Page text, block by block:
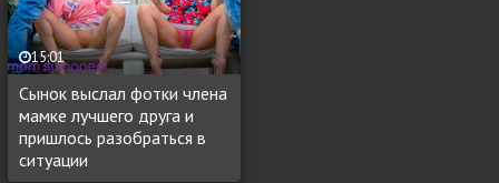
Сынок выслал фотки члена
мамке лучшего друга и
пришлось разобраться в
ситуации
15:01